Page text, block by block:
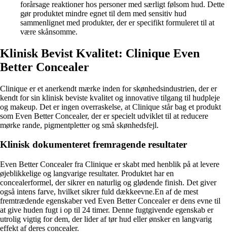
forårsage reaktioner hos personer med særligt følsom hud. Dette
gør produktet mindre egnet til dem med sensitiv hud
sammenlignet med produkter, der er specifikt formuleret til at
være skånsomme.
Klinisk Bevist Kvalitet: Clinique Even
Better Concealer
Clinique er et anerkendt mærke inden for skønhedsindustrien, der er
kendt for sin klinisk beviste kvalitet og innovative tilgang til hudpleje
og makeup. Det er ingen overraskelse, at Clinique står bag et produkt
som Even Better Concealer, der er specielt udviklet til at reducere
mørke rande, pigmentpletter og små skønhedsfejl.
Klinisk dokumenteret fremragende resultater
Even Better Concealer fra Clinique er skabt med henblik på at levere
øjeblikkelige og langvarige resultater. Produktet har en
concealerformel, der sikrer en naturlig og glødende finish. Det giver
også intens farve, hvilket sikrer fuld dækkeevne.En af de mest
fremtrædende egenskaber ved Even Better Concealer er dens evne til
at give huden fugt i op til 24 timer. Denne fugtgivende egenskab er
utrolig vigtig for dem, der lider af tør hud eller ønsker en langvarig
effekt af deres concealer.